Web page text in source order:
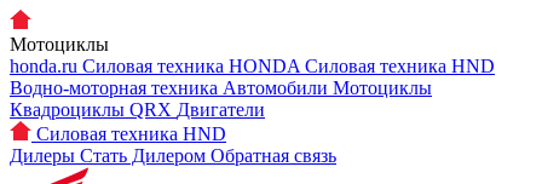
Мотоциклы
honda.ru Силовая техника HONDA Силовая техника HND
Водно-моторная техника Автомобили Мотоциклы
Квадроциклы QRX Двигатели
Силовая техника HND
Дилеры Стать Дилером Обратная связь